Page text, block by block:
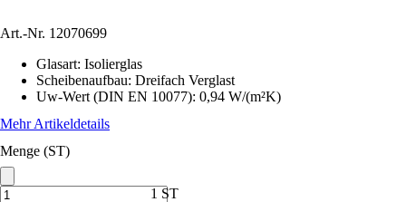
Art.-Nr. 12070699
Glasart: Isolierglas
Scheibenaufbau: Dreifach Verglast
Uw-Wert (DIN EN 10077): 0,94 W/(m²K)
Mehr Artikeldetails
Menge (ST)
1 ST